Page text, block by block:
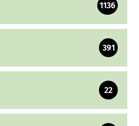
1136
391
22